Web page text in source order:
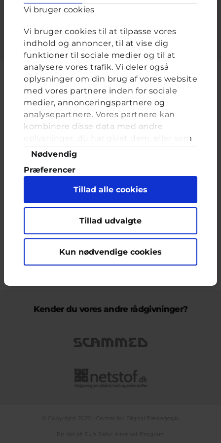
Vi bruger cookies
Vi bruger cookies til at tilpasse vores
indhold og annoncer, til at vise dig
funktioner til sociale medier og til at
analysere vores trafik. Vi deler også
oplysninger om din brug af vores website
med vores partnere inden for sociale
medier, annonceringspartnere og
analysepartnere. Vores partnere kan
kombinere disse data med andre
oplysninger, du har givet dem, eller som
de har indsamlet fra din brug af deres
tjenester. Du samtykker til vores cookies,
hvis du fortsætter med at anvende vores
hjemmeside.
Samtykkevalg
Nødvendig
Præferencer
Marketing
Tillad alle cookies
Tillad udvalgte
Kun nødvendige cookies
Indtast adgangskoden der hører til dit brugernavn.
Cyberhus er et klubhus på nettet for dig op til 25 år. Du kan skrive til
en voksen og få rådgivning i vores brevkasser og chat, dele dine
tanker i ung-til-ung eller bare hænge ud, og læse med. I Cyberhus
kan du være dig selv, og har du brug for en voksen, vil vi gerne lytte
ikke nødvendigvis den Europæiske Unions holdninger.
Kender du vores andre rådgivninger?
© Copyright 2022 - Center for Digital Pædagogik
En del af: EU's Safer Internet Program